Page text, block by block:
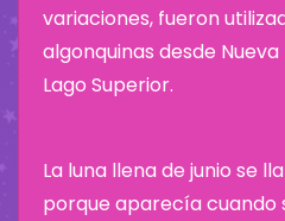
variaciones, fueron
algonquinas desde
Lago Superior.
La luna llena de junio se
porque aparecía cuando